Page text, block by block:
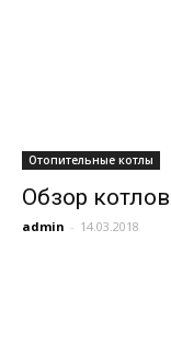
Отопительные котлы
Обзор
admin - 14.03.2018